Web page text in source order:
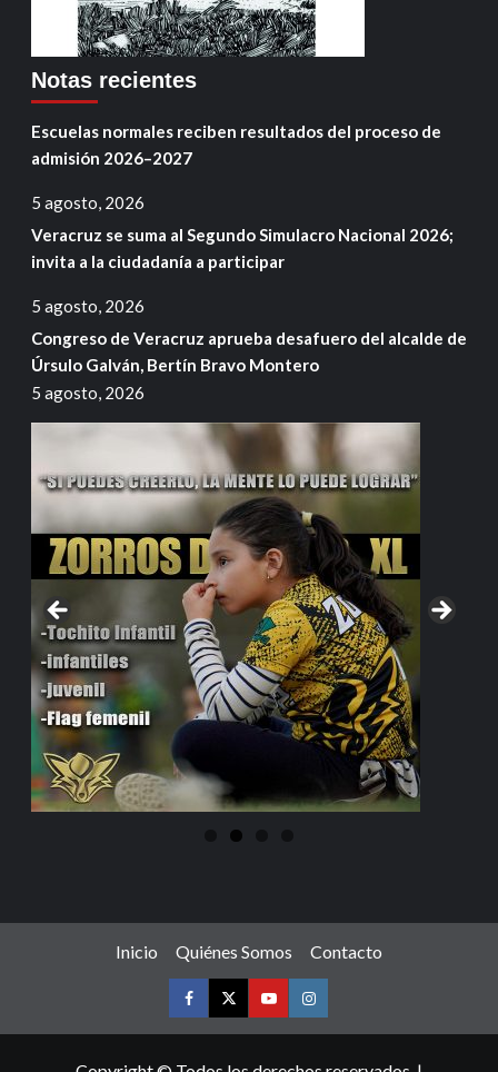
Notas recientes
Escuelas normales reciben resultados del proceso de
admisión 2026–2027
5 agosto, 2026
Veracruz se suma al Segundo Simulacro Nacional 2026;
invita a la ciudadanía a participar
5 agosto, 2026
Congreso de Veracruz aprueba desafuero del alcalde de
Úrsulo Galván, Bertín Bravo Montero
5 agosto, 2026
Inicio Quiénes Somos Contacto